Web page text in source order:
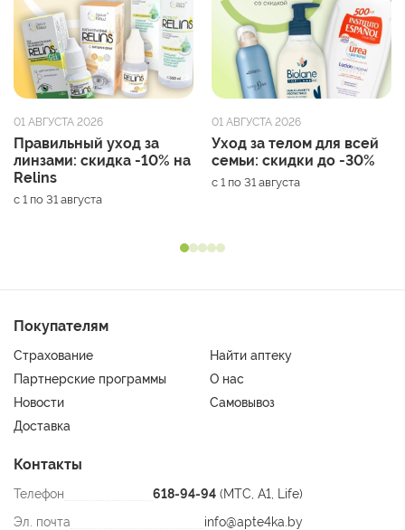
01 АВГУСТА 2026
Правильный уход за
линзами: скидка -10% на
Relins
с 1 по 31 августа
01 АВГУСТА 2026
Уход за телом для всей
семьи: скидки до -30%
с 1 по 31 августа
Покупателям
Страхование
Найти аптеку
Партнерские программы
О нас
Новости
Самовывоз
Доставка
Контакты
Телефон 618-94-94 (МТС, A1, Life)
Эл. почта
info@apte4ka.by